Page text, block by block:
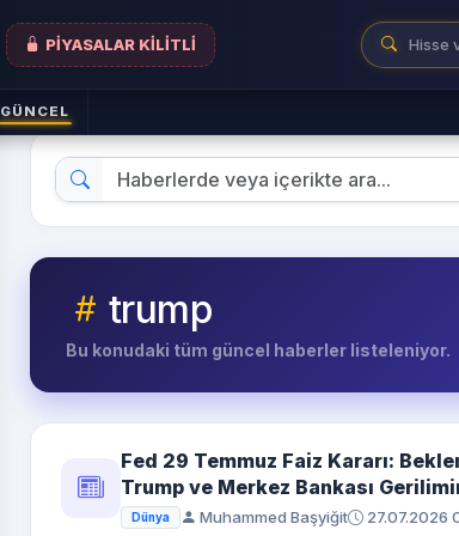
PİYASALAR KİLİTLİ
GÜNCEL
trump
Bu konudaki tüm güncel haberler listeleniyor.
Fed 29 Temmuz Faiz Kararı:
Trump ve Merkez Bankası
Dünya Muhammed Başyiğit 27.07.2026